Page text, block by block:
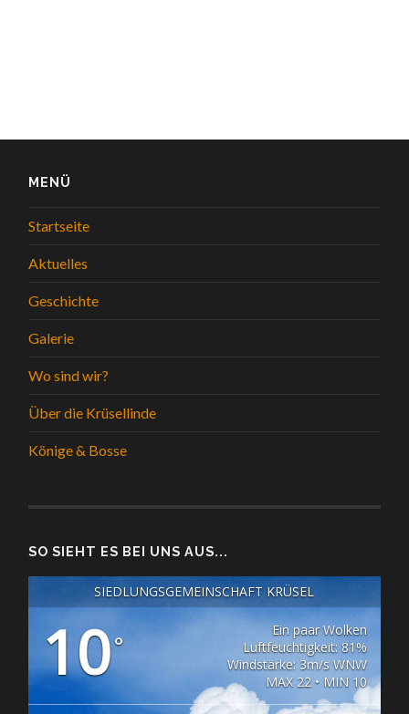
MENÜ
Startseite
Aktuelles
Geschichte
Galerie
Wo sind wir?
Über die Krüsellinde
Könige & Bosse
SO SIEHT ES BEI UNS AUS...
SIEDLUNGSGEMEINSCHAFT KRÜSEL
10°
Ein paar Wolken
Luftfeuchtigkeit: 81%
Windstärke: 3m/s WNW
MAX 22 • MIN 10